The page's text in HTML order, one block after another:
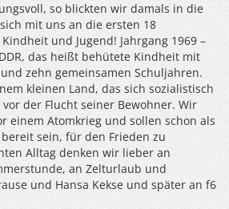
so blickten wir damals in die
mit uns an die ersten 18
und Jugend! Jahrgang 1969 –
das heißt behütete Kindheit mit
zehn gemeinsamen Schuljahren.
kleinen Land, das sich sozialistisch
der Flucht seiner Bewohner. Wir
einem Atomkrieg und sollen schon als
sein, für den Frieden zu
Alltag denken wir lieber an
an Zelturlaub und
und Hansa Kekse und später an f6